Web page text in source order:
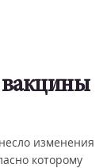
изменения
которому